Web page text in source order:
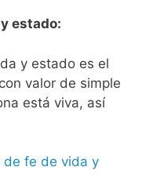
estado:
y estado es el
valor de simple
está viva, así
de fe de vida y